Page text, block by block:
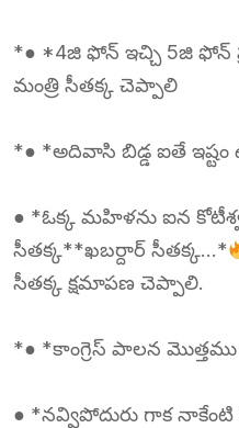
*● *4జి ఫోన్ ఇచ్చి 5జి ఫోన్
మంత్రి సీతక్క చెప్పాలి
*● *అదివాసి బిడ్డ ఐతే
● *ఓక్క మహిళను ఐన
సీతక్క**ఖబర్దార్ సీతక్క…*
సీతక్క క్షమాపణ చెప్పాలి.
*● *కాంగ్రెస్ పాలన
● *నవ్విపోదురు గాక నాకేంటి